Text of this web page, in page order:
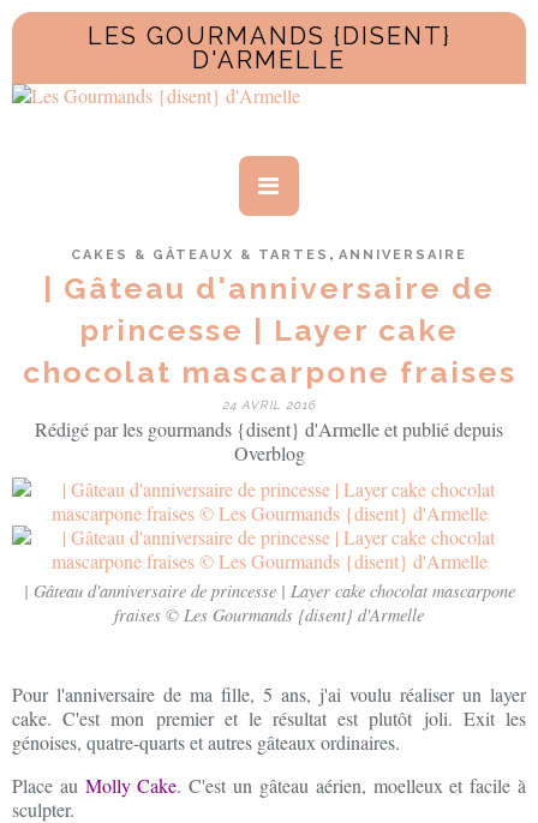
LES GOURMANDS {DISENT}
D'ARMELLE
CAKES & GÂTEAUX & TARTES , ANNIVERSAIRE
| Gâteau d'anniversaire de
princesse | Layer cake
chocolat mascarpone fraises
24 AVRIL 2016
Rédigé par les gourmands {disent} d'Armelle et publié depuis
Overblog
| Gâteau d'anniversaire de princesse | Layer cake chocolat mascarpone
fraises © Les Gourmands {disent} d'Armelle
Pour l'anniversaire de ma fille, 5 ans, j'ai voulu réaliser un layer
cake. C'est mon premier et le résultat est plutôt joli. Exit les
génoises, quatre-quarts et autres gâteaux ordinaires.
Place au Molly Cake. C'est un gâteau aérien, moelleux et facile à
sculpter.